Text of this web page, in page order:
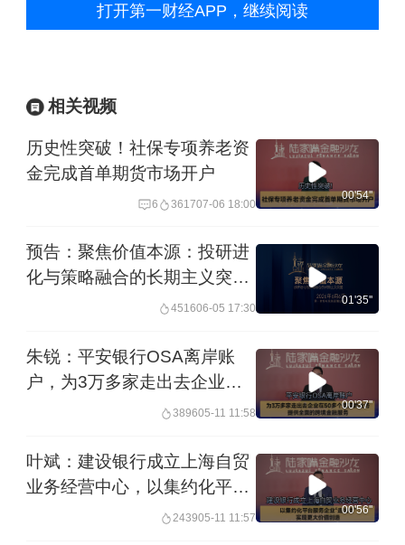
打开第一财经APP，继续阅读
相关视频
历史性突破！社保专项养老资
金完成首单期货市场开户
6 361707-06 18:00
00'54''
预告：聚焦价值本源：投研进
化与策略融合的长期主义突围
丨陆家嘴金融沙龙
451606-05 17:30
01'35''
朱锐：平安银行OSA离岸账
户，为3万多家走出去企业在
50多个国家的业务，提供全面
389605-11 11:58
00'37''
叶斌：建设银行成立上海自贸
业务经营中心，以集约化平台
服务企业“走出去”，实现更大
243905-11 11:57
00'56''